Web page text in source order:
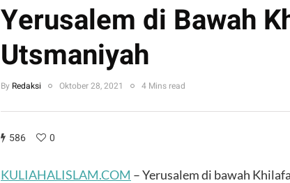
Yerusalem di Bawah
Utsmaniyah
By Redaksi Oktober 28, 2021 4 Mins read
586 0
KULIAHALISLAM.COM – Yerusalem di bawah